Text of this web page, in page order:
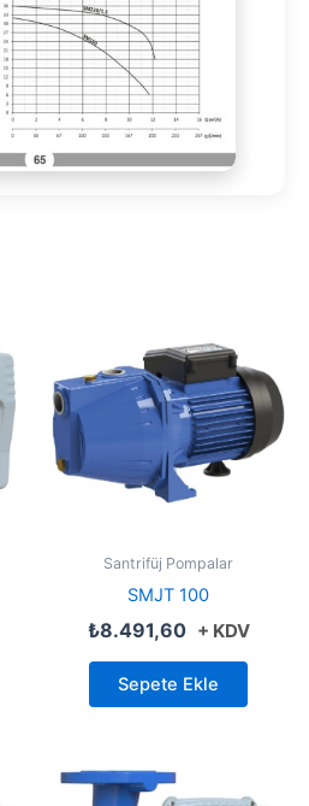
Santrifüj Pompalar
SMJT 100
₺8.491,60 + KDV
Sepete Ekle